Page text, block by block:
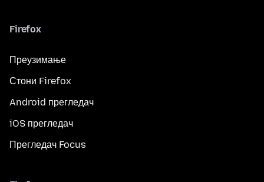
Firefox
Преузимање
Стони Firefox
Android прегледач
iOS прегледач
Прегледач Focus